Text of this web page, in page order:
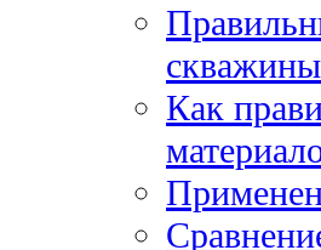
скважины
Как